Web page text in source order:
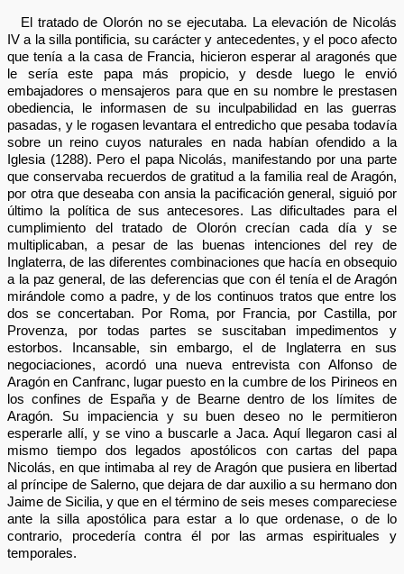
El tratado de Olorón no se ejecutaba. La elevación de Nicolás
IV a la silla pontificia, su carácter y antecedentes, y el poco afecto
que tenía a la casa de Francia, hicieron esperar al aragonés que
le sería este papa más propicio, y desde luego le envió
embajadores o mensajeros para que en su nombre le prestasen
obediencia, le informasen de su inculpabilidad en las guerras
pasadas, y le rogasen levantara el entredicho que pesaba todavía
sobre un reino cuyos naturales en nada habían ofendido a la
Iglesia (1288). Pero el papa Nicolás, manifestando por una parte
que conservaba recuerdos de gratitud a la familia real de Aragón,
por otra que deseaba con ansia la pacificación general, siguió por
último la política de sus antecesores. Las dificultades para el
cumplimiento del tratado de Olorón crecían cada día y se
multiplicaban, a pesar de las buenas intenciones del rey de
Inglaterra, de las diferentes combinaciones que hacía en obsequio
a la paz general, de las deferencias que con él tenía el de Aragón
mirándole como a padre, y de los continuos tratos que entre los
dos se concertaban. Por Roma, por Francia, por Castilla, por
Provenza, por todas partes se suscitaban impedimentos y
estorbos. Incansable, sin embargo, el de Inglaterra en sus
negociaciones, acordó una nueva entrevista con Alfonso de
Aragón en Canfranc, lugar puesto en la cumbre de los Pirineos en
los confines de España y de Bearne dentro de los límites de
Aragón. Su impaciencia y su buen deseo no le permitieron
esperarle allí, y se vino a buscarle a Jaca. Aquí llegaron casi al
mismo tiempo dos legados apostólicos con cartas del papa
Nicolás, en que intimaba al rey de Aragón que pusiera en libertad
al príncipe de Salerno, que dejara de dar auxilio a su hermano don
Jaime de Sicilia, y que en el término de seis meses compareciese
ante la silla apostólica para estar a lo que ordenase, o de lo
contrario, procedería contra él por las armas espirituales y
temporales.